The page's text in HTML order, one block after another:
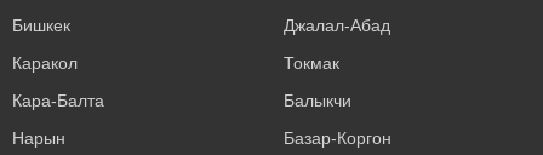
Бишкек
Джалал-Абад
Каракол
Токмак
Кара-Балта
Балыкчи
Нарын
Базар-Коргон